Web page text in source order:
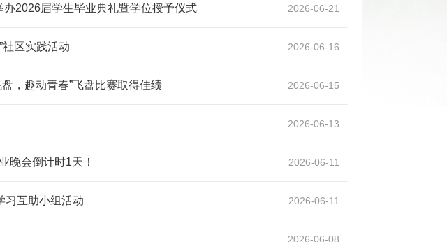
2026届学生毕业典礼暨学位授予仪式 2026-06-21
社区实践活动 2026-06-16
，趣动青春”飞盘比赛取得佳绩 2026-06-15
2026-06-13
晚会倒计时1天！ 2026-06-11
习互助小组活动 2026-06-11
2026-06-08